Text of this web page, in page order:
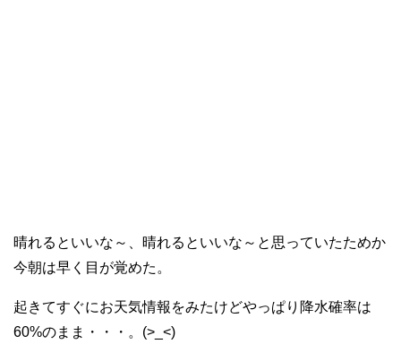
晴れるといいな～、晴れるといいな～と思っていたためか
今朝は早く目が覚めた。
起きてすぐにお天気情報をみたけどやっぱり降水確率は
60%のまま・・・。(>_<)